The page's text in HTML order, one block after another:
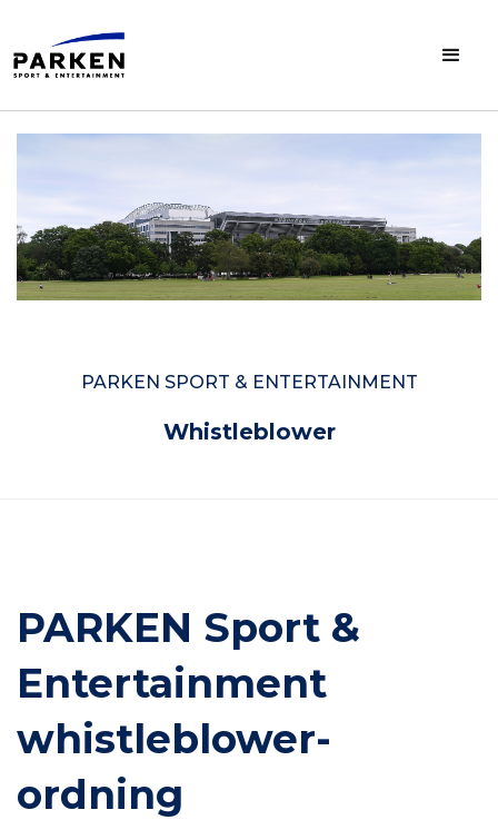
PARKEN SPORT & ENTERTAINMENT
Whistleblower
PARKEN Sport &
Entertainment
whistleblower-
ordning